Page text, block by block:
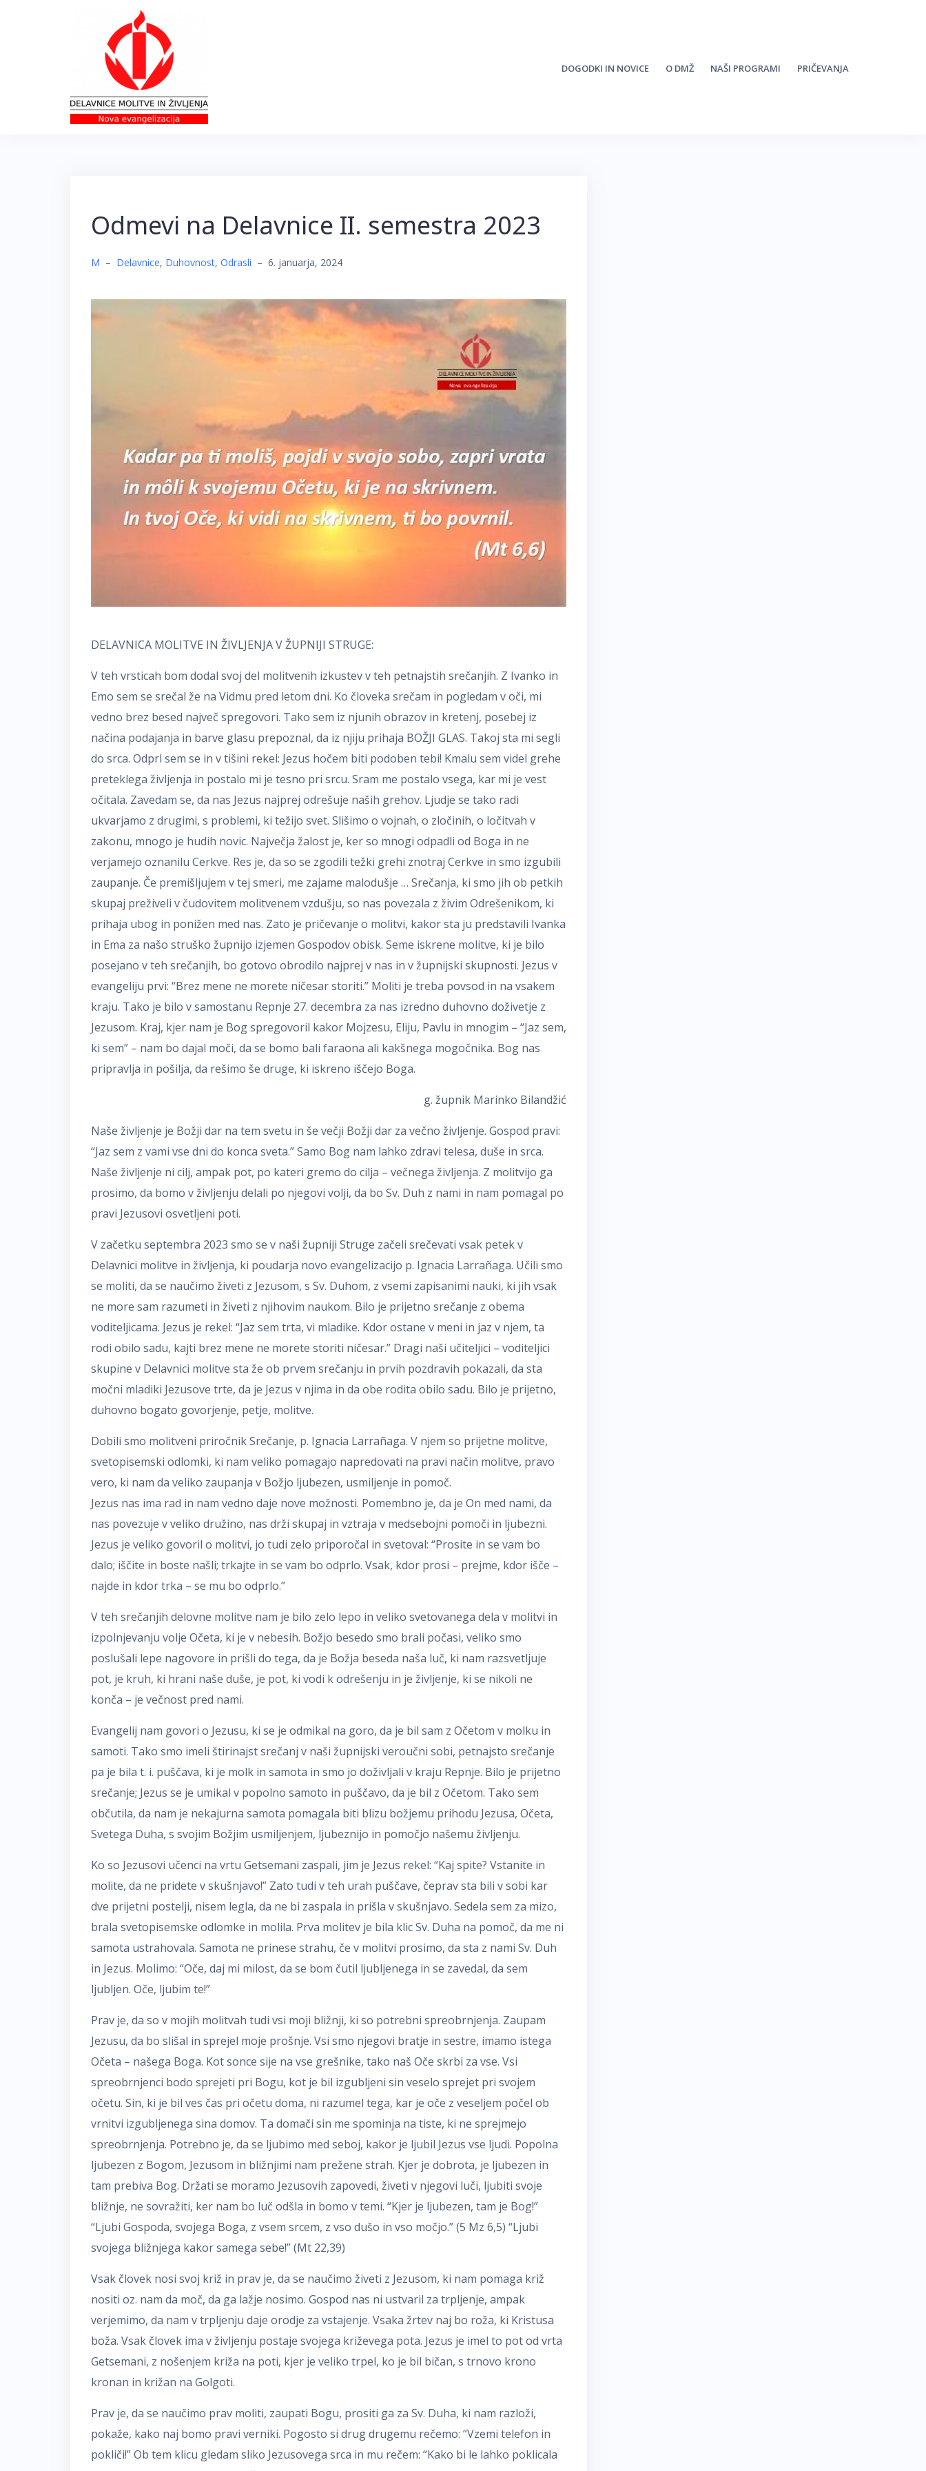
DOGODKI IN NOVICE O DMŽ NAŠI PROGRAMI PRIČEVANJA
Odmevi na Delavnice II. semestra 2023
M – Delavnice, Duhovnost, Odrasli – 6. januarja, 2024
DELAVNICA MOLITVE IN ŽIVLJENJA V ŽUPNIJI STRUGE:
V teh vrsticah bom dodal svoj del molitvenih izkustev v teh petnajstih srečanjih. Z Ivanko in
Emo sem se srečal že na Vidmu pred letom dni. Ko človeka srečam in pogledam v oči, mi
vedno brez besed največ spregovori. Tako sem iz njunih obrazov in kretenj, posebej iz
načina podajanja in barve glasu prepoznal, da iz njiju prihaja BOŽJI GLAS. Takoj sta mi segli
do srca. Odprl sem se in v tišini rekel: Jezus hočem biti podoben tebi! Kmalu sem videl grehe
preteklega življenja in postalo mi je tesno pri srcu. Sram me postalo vsega, kar mi je vest
očitala. Zavedam se, da nas Jezus najprej odrešuje naših grehov. Ljudje se tako radi
ukvarjamo z drugimi, s problemi, ki težijo svet. Slišimo o vojnah, o zločinih, o ločitvah v
zakonu, mnogo je hudih novic. Največja žalost je, ker so mnogi odpadli od Boga in ne
verjamejo oznanilu Cerkve. Res je, da so se zgodili težki grehi znotraj Cerkve in smo izgubili
zaupanje. Če premišljujem v tej smeri, me zajame malodušje … Srečanja, ki smo jih ob petkih
skupaj preživeli v čudovitem molitvenem vzdušju, so nas povezala z živim Odrešenikom, ki
prihaja ubog in ponižen med nas. Zato je pričevanje o molitvi, kakor sta ju predstavili Ivanka
in Ema za našo struško župnijo izjemen Gospodov obisk. Seme iskrene molitve, ki je bilo
posejano v teh srečanjih, bo gotovo obrodilo najprej v nas in v župnijski skupnosti. Jezus v
evangeliju prvi: “Brez mene ne morete ničesar storiti.” Moliti je treba povsod in na vsakem
kraju. Tako je bilo v samostanu Repnje 27. decembra za nas izredno duhovno doživetje z
Jezusom. Kraj, kjer nam je Bog spregovoril kakor Mojzesu, Eliju, Pavlu in mnogim – “Jaz sem,
ki sem” – nam bo dajal moči, da se bomo bali faraona ali kakšnega mogočnika. Bog nas
pripravlja in pošilja, da rešimo še druge, ki iskreno iščejo Boga.
g. župnik Marinko Bilandžić
Naše življenje je Božji dar na tem svetu in še večji Božji dar za večno življenje. Gospod pravi:
“Jaz sem z vami vse dni do konca sveta.” Samo Bog nam lahko zdravi telesa, duše in srca.
Naše življenje ni cilj, ampak pot, po kateri gremo do cilja – večnega življenja. Z molitvijo ga
prosimo, da bomo v življenju delali po njegovi volji, da bo Sv. Duh z nami in nam pomagal po
pravi Jezusovi osvetljeni poti.
V začetku septembra 2023 smo se v naši župniji Struge začeli srečevati vsak petek v
Delavnici molitve in življenja, ki poudarja novo evangelizacijo p. Ignacia Larrañaga. Učili smo
se moliti, da se naučimo živeti z Jezusom, s Sv. Duhom, z vsemi zapisanimi nauki, ki jih vsak
ne more sam razumeti in živeti z njihovim naukom. Bilo je prijetno srečanje z obema
voditeljicama. Jezus je rekel: “Jaz sem trta, vi mladike. Kdor ostane v meni in jaz v njem, ta
rodi obilo sadu, kajti brez mene ne morete storiti ničesar.” Dragi naši učiteljici – voditeljici
skupine v Delavnici molitve sta že ob prvem srečanju in prvih pozdravih pokazali, da sta
močni mladiki Jezusove trte, da je Jezus v njima in da obe rodita obilo sadu. Bilo je prijetno,
duhovno bogato govorjenje, petje, molitve.
Dobili smo molitveni priročnik Srečanje, p. Ignacia Larrañaga. V njem so prijetne molitve,
svetopisemski odlomki, ki nam veliko pomagajo napredovati na pravi način molitve, pravo
vero, ki nam da veliko zaupanja v Božjo ljubezen, usmiljenje in pomoč.
Jezus nas ima rad in nam vedno daje nove možnosti. Pomembno je, da je On med nami, da
nas povezuje v veliko družino, nas drži skupaj in vztraja v medsebojni pomoči in ljubezni.
Jezus je veliko govoril o molitvi, jo tudi zelo priporočal in svetoval: “Prosite in se vam bo
dalo; iščite in boste našli; trkajte in se vam bo odprlo. Vsak, kdor prosi – prejme, kdor išče –
najde in kdor trka – se mu bo odprlo.”
V teh srečanjih delovne molitve nam je bilo zelo lepo in veliko svetovanega dela v molitvi in
izpolnjevanju volje Očeta, ki je v nebesih. Božjo besedo smo brali počasi, veliko smo
poslušali lepe nagovore in prišli do tega, da je Božja beseda naša luč, ki nam razsvetljuje
pot, je kruh, ki hrani naše duše, je pot, ki vodi k odrešenju in je življenje, ki se nikoli ne
konča – je večnost pred nami.
Evangelij nam govori o Jezusu, ki se je odmikal na goro, da je bil sam z Očetom v molku in
samoti. Tako smo imeli štirinajst srečanj v naši župnijski veroučni sobi, petnajsto srečanje
pa je bila t. i. puščava, ki je molk in samota in smo jo doživljali v kraju Repnje. Bilo je prijetno
srečanje; Jezus se je umikal v popolno samoto in puščavo, da je bil z Očetom. Tako sem
občutila, da nam je nekajurna samota pomagala biti blizu božjemu prihodu Jezusa, Očeta,
Svetega Duha, s svojim Božjim usmiljenjem, ljubeznijo in pomočjo našemu življenju.
Ko so Jezusovi učenci na vrtu Getsemani zaspali, jim je Jezus rekel: “Kaj spite? Vstanite in
molite, da ne pridete v skušnjavo!” Zato tudi v teh urah puščave, čeprav sta bili v sobi kar
dve prijetni postelji, nisem legla, da ne bi zaspala in prišla v skušnjavo. Sedela sem za mizo,
brala svetopisemske odlomke in molila. Prva molitev je bila klic Sv. Duha na pomoč, da me ni
samota ustrahovala. Samota ne prinese strahu, če v molitvi prosimo, da sta z nami Sv. Duh
in Jezus. Molimo: “Oče, daj mi milost, da se bom čutil ljubljenega in se zavedal, da sem
ljubljen. Oče, ljubim te!”
Prav je, da so v mojih molitvah tudi vsi moji bližnji, ki so potrebni spreobrnjenja. Zaupam
Jezusu, da bo slišal in sprejel moje prošnje. Vsi smo njegovi bratje in sestre, imamo istega
Očeta – našega Boga. Kot sonce sije na vse grešnike, tako naš Oče skrbi za vse. Vsi
spreobrnjenci bodo sprejeti pri Bogu, kot je bil izgubljeni sin veselo sprejet pri svojem
očetu. Sin, ki je bil ves čas pri očetu doma, ni razumel tega, kar je oče z veseljem počel ob
vrnitvi izgubljenega sina domov. Ta domači sin me spominja na tiste, ki ne sprejmejo
spreobrnjenja. Potrebno je, da se ljubimo med seboj, kakor je ljubil Jezus vse ljudi. Popolna
ljubezen z Bogom, Jezusom in bližnjimi nam prežene strah. Kjer je dobrota, je ljubezen in
tam prebiva Bog. Držati se moramo Jezusovih zapovedi, živeti v njegovi luči, ljubiti svoje
bližnje, ne sovražiti, ker nam bo luč odšla in bomo v temi. “Kjer je ljubezen, tam je Bog!”
“Ljubi Gospoda, svojega Boga, z vsem srcem, z vso dušo in vso močjo.” (5 Mz 6,5) “Ljubi
svojega bližnjega kakor samega sebe!” (Mt 22,39)
Vsak človek nosi svoj križ in prav je, da se naučimo živeti z Jezusom, ki nam pomaga križ
nositi oz. nam da moč, da ga lažje nosimo. Gospod nas ni ustvaril za trpljenje, ampak
verjemimo, da nam v trpljenju daje orodje za vstajenje. Vsaka žrtev naj bo roža, ki Kristusa
boža. Vsak človek ima v življenju postaje svojega križevega pota. Jezus je imel to pot od vrta
Getsemani, z nošenjem križa na poti, kjer je veliko trpel, ko je bil bičan, s trnovo krono
kronan in križan na Golgoti.
Prav je, da se naučimo prav moliti, zaupati Bogu, prositi ga za Sv. Duha, ki nam razloži,
pokaže, kako naj bomo pravi verniki. Pogosto si drug drugemu rečemo: “Vzemi telefon in
pokliči!” Ob tem klicu gledam sliko Jezusovega srca in mu rečem: “Kako bi le lahko poklicala